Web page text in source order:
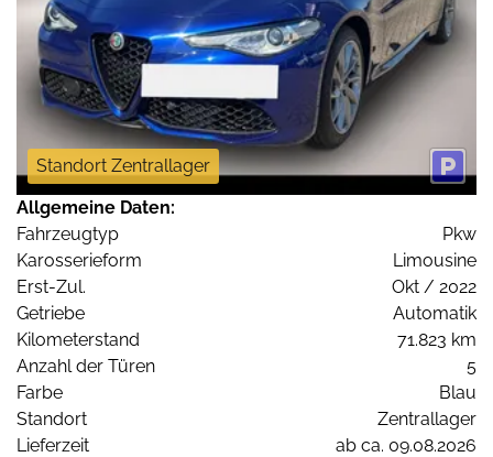
Standort Zentrallager
Allgemeine Daten:
Fahrzeugtyp
Pkw
Karosserieform
Limousine
Erst-Zul.
Okt / 2022
Getriebe
Automatik
Kilometerstand
71.823 km
Anzahl der Türen
5
Farbe
Blau
Standort
Zentrallager
Lieferzeit
ab ca. 09.08.2026